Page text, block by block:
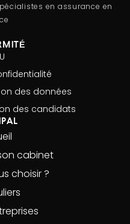
en assurance en
des données
des candidats
cabinet
choisir ?